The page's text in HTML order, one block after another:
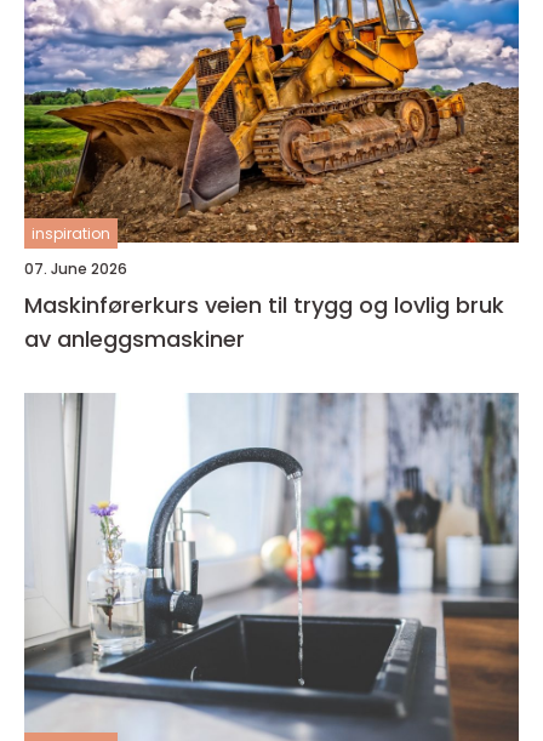
inspiration
07. June 2026
Maskinførerkurs veien til trygg og lovlig bruk
av anleggsmaskiner